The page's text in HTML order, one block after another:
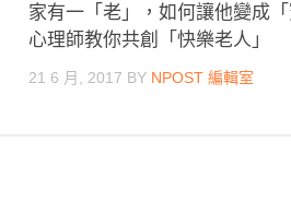
家有一「老」，如何讓他變成「
心理師教你共創「快樂老人」
21 6 月, 2017 BY NPOST 編輯室